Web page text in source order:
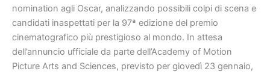
nomination agli Oscar, analizzando possibili colpi di scena e
candidati inaspettati per la 97ª edizione del premio
cinematografico più prestigioso al mondo. In attesa
dell’annuncio ufficiale da parte dell’Academy of Motion
Picture Arts and Sciences, previsto per giovedì 23 gennaio,